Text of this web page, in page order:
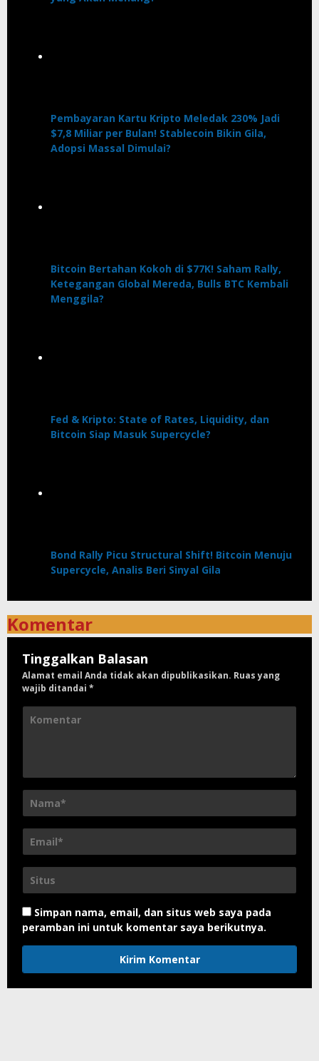
Pembayaran Kartu Kripto Meledak 230% Jadi
$7,8 Miliar per Bulan! Stablecoin Bikin Gila,
Adopsi Massal Dimulai?
Bitcoin Bertahan Kokoh di $77K! Saham Rally,
Ketegangan Global Mereda, Bulls BTC Kembali
Menggila?
Fed & Kripto: State of Rates, Liquidity, dan
Bitcoin Siap Masuk Supercycle?
Bond Rally Picu Structural Shift! Bitcoin Menuju
Supercycle, Analis Beri Sinyal Gila
Komentar
Tinggalkan Balasan
Alamat email Anda tidak akan dipublikasikan. Ruas yang
wajib ditandai *
Simpan nama, email, dan situs web saya pada
peramban ini untuk komentar saya berikutnya.